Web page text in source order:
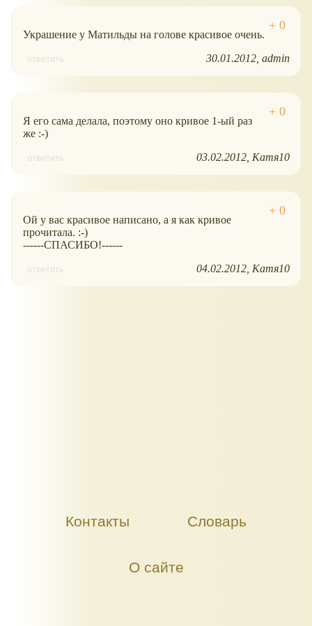
Украшение у Матильды на голове красивое очень.
ответить 30.01.2012 admin
Я его сама делала, поэтому оно кривое 1-ый раз
же :-)
ответить 03.02.2012 Катя10
Ой у вас красивое написано, а я как кривое
прочитала. :-)
------СПАСИБО!------
ответить 04.02.2012 Катя10
Контакты Словарь
О сайте